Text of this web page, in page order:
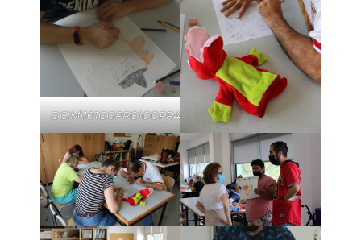
DCIM\101GOPRO\GOPR4440.JPG